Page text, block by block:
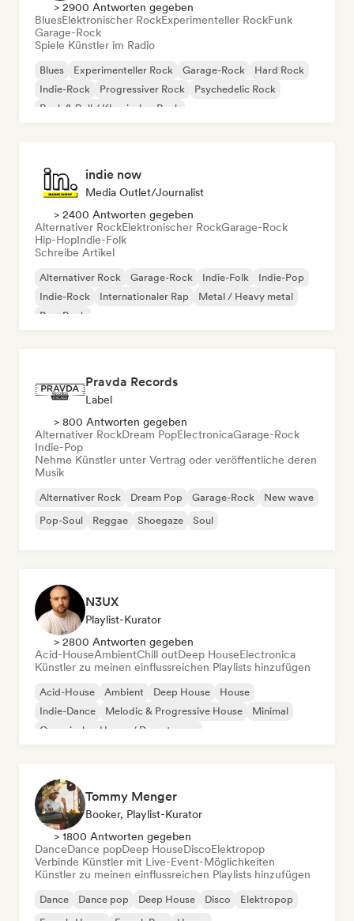
> 2900 Antworten gegeben
BluesElektronischer RockExperimenteller RockFunk
Garage-Rock
Spiele Künstler im Radio
Blues Experimenteller Rock Garage-Rock
Hard Rock
Indie-Rock
Progressiver Rock
Psychedelic Rock
Rock & Roll / Klassischer Rock
indie now
Media Outlet/Journalist
> 2400 Antworten gegeben
Alternativer RockElektronischer RockGarage-Rock
Hip-HopIndie-Folk
Schreibe Artikel
Alternativer Rock Garage-Rock Indie-Folk
Indie-Pop
Indie-Rock
Internationaler Rap
Metal / Heavy metal
Pop-Rock
Pravda Records
Label
> 800 Antworten gegeben
Alternativer RockDream PopElectronicaGarage-Rock
Indie-Pop
Nehme Künstler unter Vertrag oder veröffentliche deren
Musik
Alternativer Rock Dream Pop Garage-Rock
New wave
Pop-Soul
Reggae Shoegaze Soul
N3UX
Playlist-Kurator
> 2800 Antworten gegeben
Acid-HouseAmbientChill outDeep HouseElectronica
Künstler zu meinen einflussreichen Playlists hinzufügen
Acid-House Ambient Deep House
House
Indie-Dance
Melodic & Progressive House
Minimal
Organischer House / Downtempo
Tommy Menger
Booker, Playlist-Kurator
> 1800 Antworten gegeben
DanceDance popDeep HouseDiscoElektropop
Verbinde Künstler mit Live-Event-Möglichkeiten
Künstler zu meinen einflussreichen Playlists hinzufügen
Dance Dance pop Deep House Disco
Elektropop